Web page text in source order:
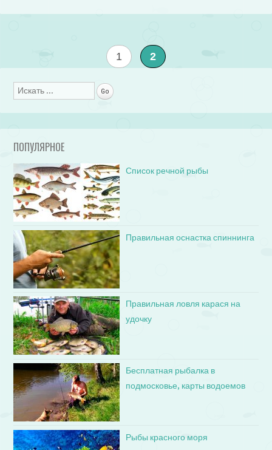
1 2
Поиск
ПОПУЛЯРНОЕ
Список речной рыбы
Правильная оснастка спиннинга
Правильная ловля карася на
удочку
Бесплатная рыбалка в
подмосковье, карты водоемов
Рыбы красного моря